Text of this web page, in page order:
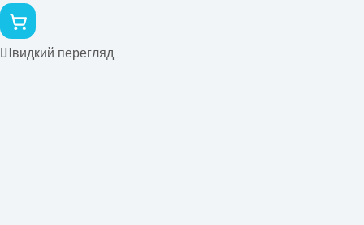
Швидкий перегляд